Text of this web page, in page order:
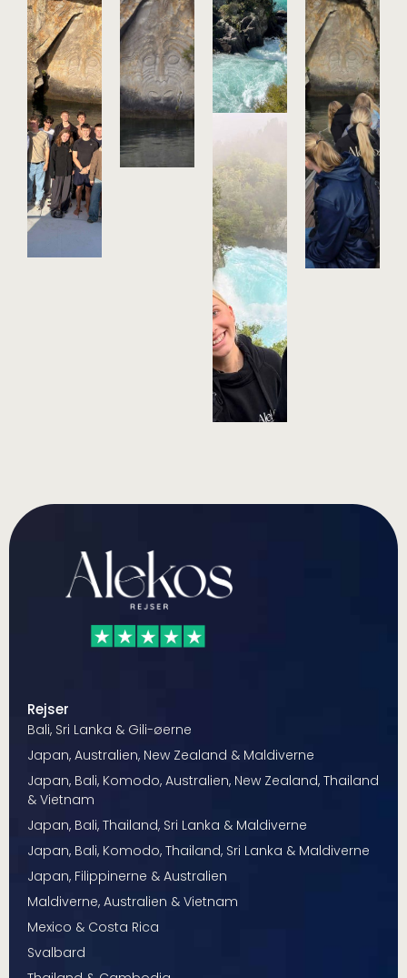
Rejser
Bali, Sri Lanka & Gili-øerne
Japan, Australien, New Zealand & Maldiverne
Japan, Bali, Komodo, Australien, New Zealand, Thailand
& Vietnam
Japan, Bali, Thailand, Sri Lanka & Maldiverne
Japan, Bali, Komodo, Thailand, Sri Lanka & Maldiverne
Japan, Filippinerne & Australien
Maldiverne, Australien & Vietnam
Mexico & Costa Rica
Svalbard